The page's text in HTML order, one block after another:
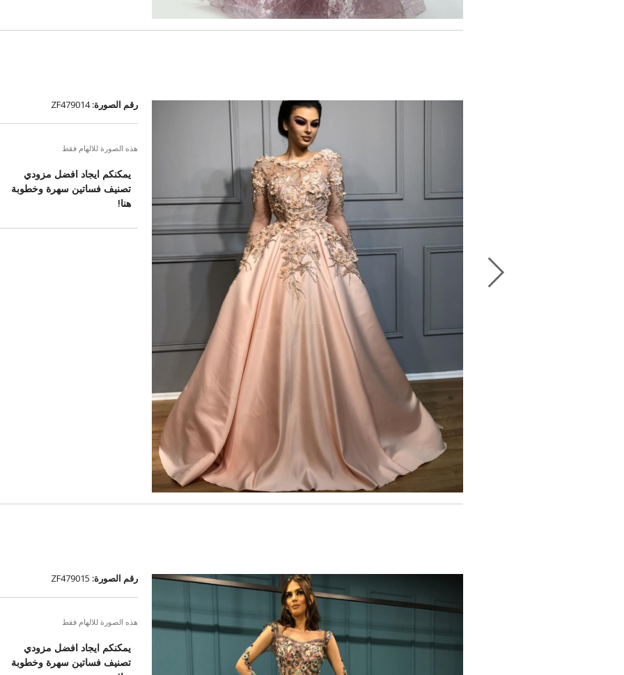
رقم الصورة:ZF479014
هذه الصورة للالهام فقط
يمكنكم ايجاد افضل مزودي
تصنيف فساتين سهرة وخطوبة
هنا!
رقم الصورة:
هذه الصورة للالهام فقط
يمكنكم ايجاد افضل مزودي
تصنيف فساتين سهرة وخطوبة